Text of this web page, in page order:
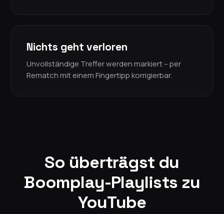
Nichts geht verloren
Unvollständige Treffer werden markiert – per
Rematch mit einem Fingertipp korrigierbar.
So überträgst du
Boomplay-Playlists zu
YouTube